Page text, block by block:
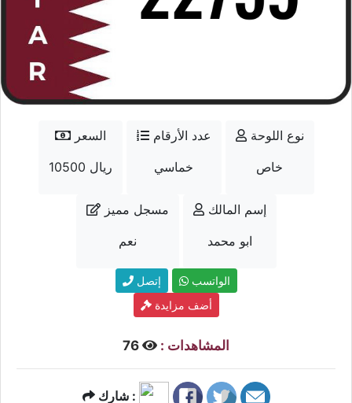
السعر
10500 ريال
عدد الأرقام
خماسي
نوع اللوحة
خاص
مسجل مميز
نعم
إسم المالك
ابو محمد
إتصل
الواتسب
أضف مزايدة
المشاهدات :
شارك :